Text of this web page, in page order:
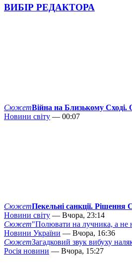
ВИБІР РЕДАКТОРА
СюжетВійна на Близькому Сході.
Новини світу — 00:07
СюжетПекельні санкції.
Новини світу — Вчора, 23:14
Сюжет"Полювати на лучника, а не
Новини України — Вчора, 16:36
СюжетЗагадковий звук вибуху
Росія новини — Вчора, 15:27